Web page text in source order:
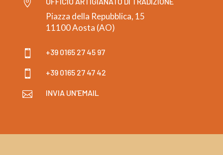

Piazza della Repubblica, 15
11100 Aosta (AO)
 +39 0165 27 45 97
 +39 0165 27 47 42
 INVIA UN'EMAIL